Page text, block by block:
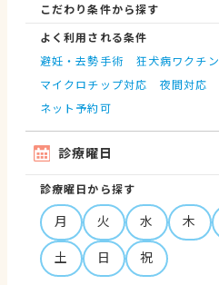
こだわり条件から探す
よく利用される条件
避妊・去勢手術
狂犬病ワクチン
マイクロチップ対応
夜間対応
ネット予約可
診療曜日
診療曜日から探す
月 火 水 木
土
日 祝